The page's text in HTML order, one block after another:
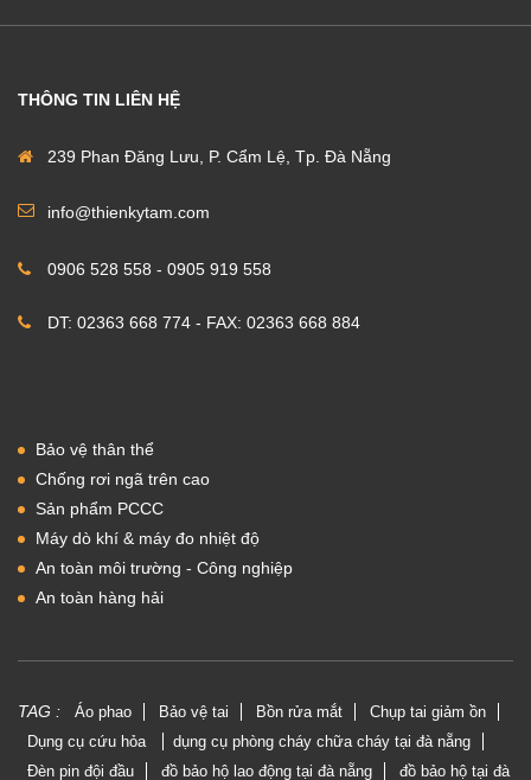
THÔNG TIN LIÊN HỆ
239 Phan Đăng Lưu, P. Cẩm Lệ, Tp. Đà Nẵng
info@thienkytam.com
0906 528 558 - 0905 919 558
DT: 02363 668 774 - FAX: 02363 668 884
Bảo vệ thân thể
Chống rơi ngã trên cao
Sản phẩm PCCC
Máy dò khí & máy đo nhiệt độ
An toàn môi trường - Công nghiệp
An toàn hàng hải
TAG : Áo phao Bảo vệ tai Bồn rửa mắt
Chụp tai giảm ồn
Dụng cụ cứu hỏa
dụng cụ phòng cháy chữa cháy tại đà nẵng
Đèn pin đội đầu
đồ bảo hộ lao động tại đà nẵng đồ bảo hộ tại đà